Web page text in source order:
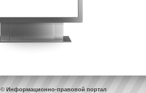
© Информационно-правовой портал